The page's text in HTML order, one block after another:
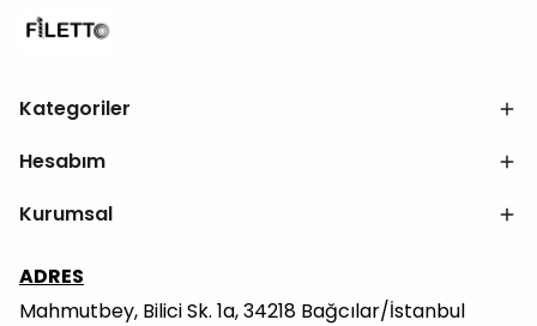
Kategoriler
Hesabım
Kurumsal
ADRES
Mahmutbey, Bilici Sk. 1a, 34218 Bağcılar/İstanbul